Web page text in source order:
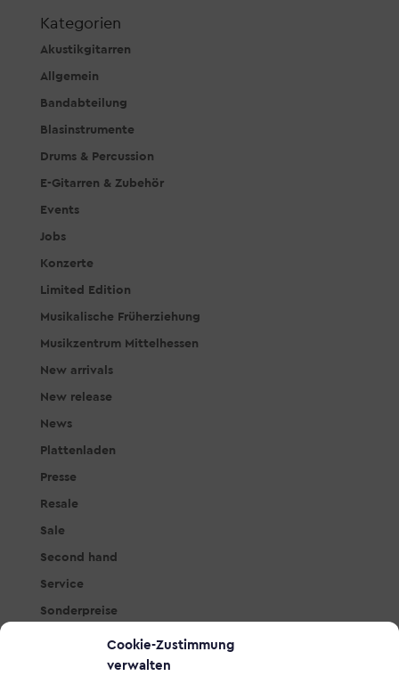
Cookie-Zustimmung
verwalten
Kategorien
Akustikgitarren
Allgemein
Bandabteilung
Blasinstrumente
Drums & Percussion
E-Gitarren & Zubehör
Events
Jobs
Konzerte
Limited Edition
Musikalische Früherziehung
Musikzentrum Mittelhessen
New arrivals
New release
News
Plattenladen
Presse
Resale
Sale
Second hand
Service
Sonderpreise
Tasteninstrumente